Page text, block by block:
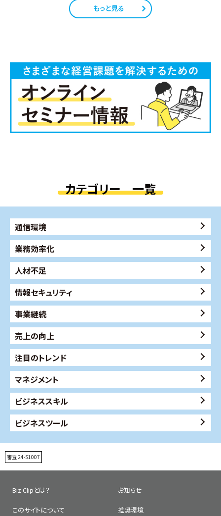
もっと見る
カテゴリー 一覧
通信環境
業務効率化
人材不足
情報セキュリティ
事業継続
売上の向上
注目のトレンド
マネジメント
ビジネススキル
ビジネスツール
審査 24-S1007
Biz Clipとは？ お知らせ
このサイトについて 推奨環境